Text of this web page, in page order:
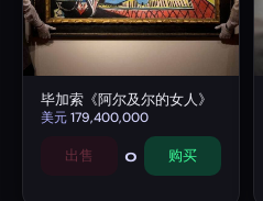
毕加索《阿尔及尔的女人》
美元179,400,000
出售 0 购买